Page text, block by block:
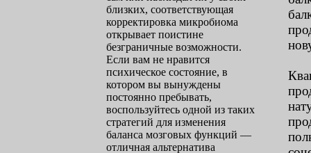
близких, соответствующая
корректировка микробиома
открывает поистине
безграничные возможности.
Если вам не нравится
психическое состояние, в
котором вы вынуждены
постоянно пребывать,
воспользуйтесь одной из таких
стратегий для изменения
баланса мозговых функций —
отличная альтернатива